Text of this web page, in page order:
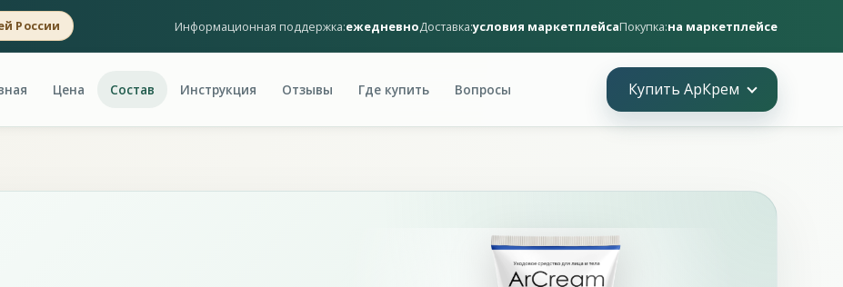
России Информационная поддержка:ежедневноДоставка:условия маркетплейсаПокупка:на маркетплейсе
Цена Состав Инструкция Отзывы Где купить Вопросы Купить АрКрем